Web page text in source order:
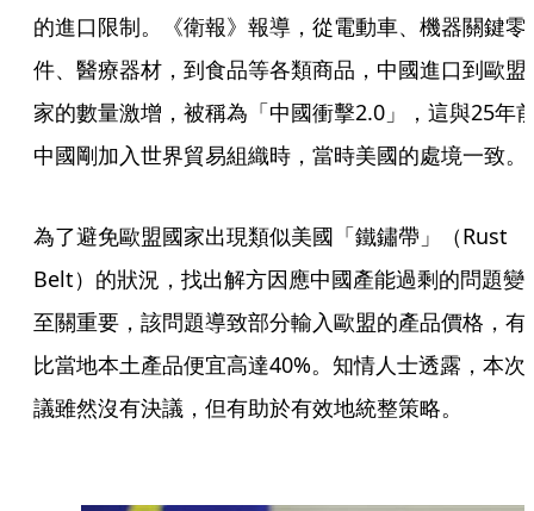
的進口限制。《衛報》報導，從電動車、機器關鍵零
件、醫療器材，到食品等各類商品，中國進口到歐盟
家的數量激增，被稱為「中國衝擊2.0」，這與25年
中國剛加入世界貿易組織時，當時美國的處境一致。
為了避免歐盟國家出現類似美國「鐵鏽帶」（Rust
Belt）的狀況，找出解方因應中國產能過剩的問題變
至關重要，該問題導致部分輸入歐盟的產品價格，有
比當地本土產品便宜高達40%。知情人士透露，本次
議雖然沒有決議，但有助於有效地統整策略。